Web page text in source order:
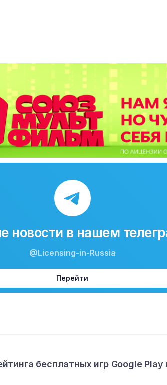
новости в нашем
@Licensing-in-Russia
Перейти
бесплатных игр Google